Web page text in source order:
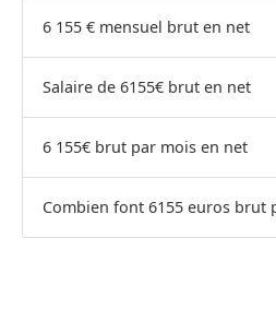
6 155 € mensuel brut en net
Salaire de 6155€ brut en net
6 155€ brut par mois en net
Combien font 6155 euros brut